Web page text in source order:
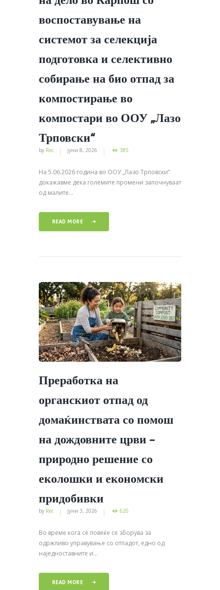
воспоставување на
системот за селекција
подготовка и селективно
собирање на био отпад за
компостирање во
компостари во ООУ „Лазо
Трповски“
by Rec јуни 8, 2026 385
На 5.06.2026 година во ООУ „Лазо Трповски“
докажавме дека големите промени започнуваат
од малите...
READ MORE
Преработка на
органскиот отпад од
домаќинствата со помош
на дождовните црви –
природно решение со
еколошки и економски
придобивки
by Rec јуни 3, 2026 620
Во време кога сѐ повеќе се зборува за
одржливо управување со отпадот, едно од
наједноставните и...
READ MORE